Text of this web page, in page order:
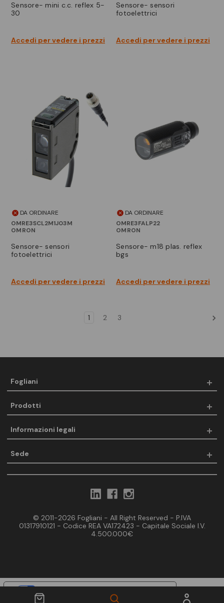
sensore- mini c.c. reflex 5-
30
Accedi per vedere i prezzi
sensore- sensori
fotoelettrici
Accedi per vedere i prezzi
DA ORDINARE
OMRE3SCL2M1J03M
OMRON
sensore- sensori
fotoelettrici
Accedi per vedere i prezzi
DA ORDINARE
OMRE3FALP22
OMRON
sensore- m18 plas. reflex
bgs
Accedi per vedere i prezzi
1 2 3
Fogliani
Prodotti
Informazioni legali
Sede
© 2011-2026 Fogliani - All Right Reserved - P.IVA
01317910121 - Codice REA VA172423 - Capitale Sociale I.V.
4.500.000€